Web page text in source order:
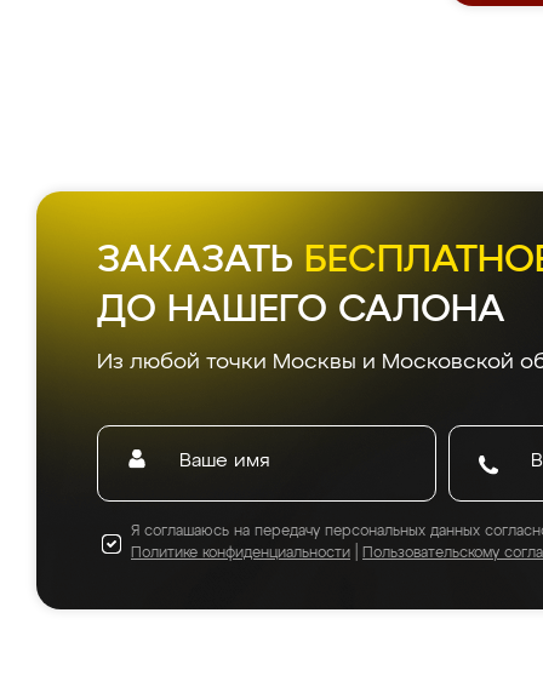
ЗАКАЗАТЬ
ДО НАШЕГО САЛОНА
Из любой точки Москвы и Московской
Я соглашаюсь на передачу персональных данных
Политике конфиденциальности
Пользовательскому